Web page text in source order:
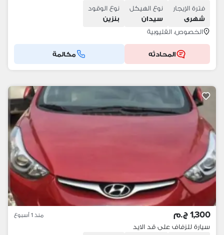
فترة الإيجار
شهرى
نوع الهيكل
سيدان
نوع الوقود
بنزين
الخصوص، القليوبية
المحادثه مكالمة
1,300 ج.م منذ 1 أسبوع
سيارة للزفاف على قد الايد